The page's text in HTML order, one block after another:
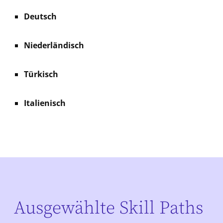
Deutsch
Niederländisch
Türkisch
Italienisch
Ausgewählte Skill Paths